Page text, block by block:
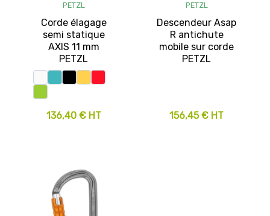
PETZL
Corde élagage
semi statique
AXIS 11 mm
PETZL
136,40 € HT
PETZL
Descendeur Asap
R antichute
mobile sur corde
PETZL
156,45 € HT